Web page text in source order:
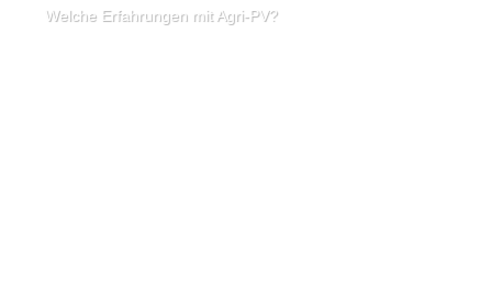
Welche Erfahrungen mit Agri-PV?